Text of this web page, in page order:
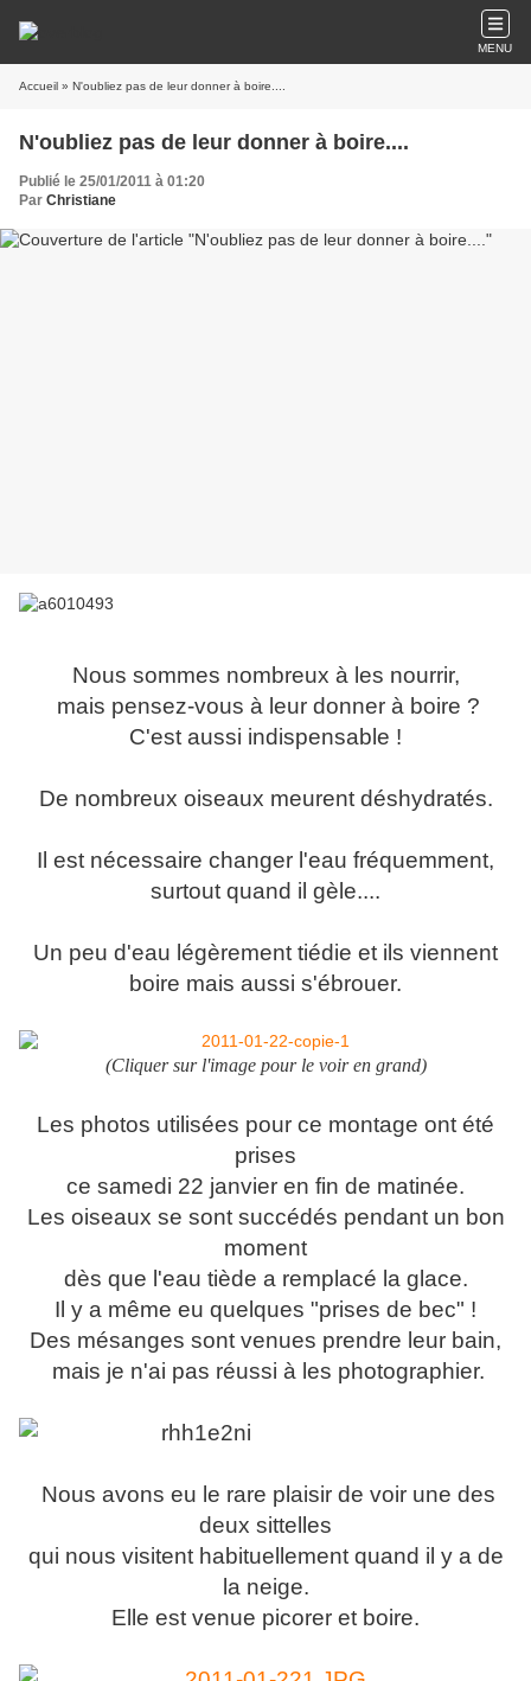
MENU
Accueil » N'oubliez pas de leur donner à boire....
N'oubliez pas de leur donner à boire....
Publié le 25/01/2011 à 01:20
Par Christiane
Nous sommes nombreux à les nourrir,
mais pensez-vous à leur donner à boire ?
C'est aussi indispensable !
De nombreux oiseaux meurent déshydratés.
Il est nécessaire changer l'eau fréquemment,
surtout quand il gèle....
Un peu d'eau légèrement tiédie et ils viennent
boire mais aussi s'ébrouer.
(Cliquer sur l'image pour le voir en grand)
Les photos utilisées pour ce montage ont été
prises
ce samedi 22 janvier en fin de matinée.
Les oiseaux se sont succédés pendant un bon
moment
dès que l'eau tiède a remplacé la glace.
Il y a même eu quelques "prises de bec" !
Des mésanges sont venues prendre leur bain,
mais je n'ai pas réussi à les photographier.
Nous avons eu le rare plaisir de voir une des
deux sittelles
qui nous visitent habituellement quand il y a de
la neige.
Elle est venue picorer et boire.